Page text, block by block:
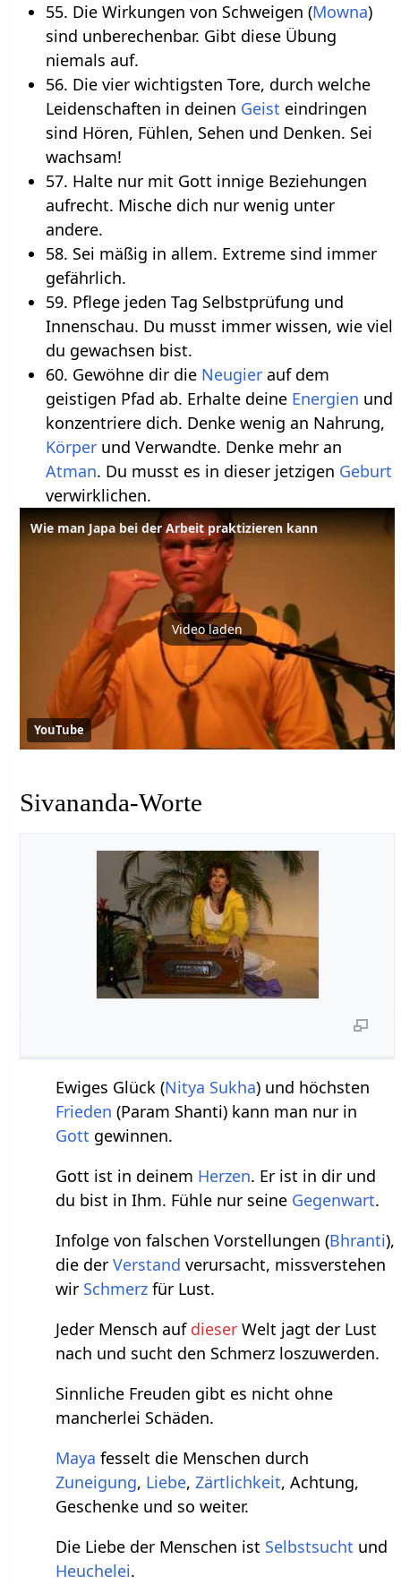
55. Die Wirkungen von Schweigen (Mowna)
sind unberechenbar. Gibt diese Übung
niemals auf.
56. Die vier wichtigsten Tore, durch welche
Leidenschaften in deinen Geist eindringen
sind Hören, Fühlen, Sehen und Denken. Sei
wachsam!
57. Halte nur mit Gott innige Beziehungen
aufrecht. Mische dich nur wenig unter
andere.
58. Sei mäßig in allem. Extreme sind immer
gefährlich.
59. Pflege jeden Tag Selbstprüfung und
Innenschau. Du musst immer wissen, wie viel
du gewachsen bist.
60. Gewöhne dir die Neugierauf dem
geistigen Pfad ab. Erhalte deine Energien und
konzentriere dich. Denke wenig an Nahrung,
Körperund Verwandte. Denke mehr an
Atman. Du musst es in dieser jetzigen Geburt
verwirklichen.
Wie man Japa bei der Arbeit praktizieren kann
Video laden
YouTube
Sivananda-Worte
Ewiges Glück (Nitya Sukha) und höchsten
Frieden (Param Shanti) kann man nur in
Gott gewinnen.
Gott ist in deinem Herzen. Er ist in dir und
du bist in Ihm. Fühle nur seine Gegenwart.
Infolge von falschen Vorstellungen (Bhranti),
die derVerstand verursacht, missverstehen
wir Schmerz für Lust.
Jeder Mensch auf dieser Welt jagt der Lust
nach und sucht den Schmerz loszuwerden.
Sinnliche Freuden gibt es nicht ohne
mancherlei Schäden.
Maya fesselt die Menschen durch
Zuneigung, Liebe,Zärtlichkeit, Achtung,
Geschenke und so weiter.
Die Liebe der Menschen ist Selbstsucht und
Heuchelei.